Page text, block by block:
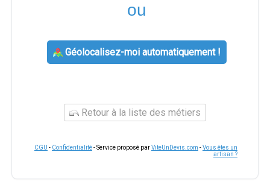
ou
Géolocalisez-moi automatiquement !
Retour à la liste des métiers
CGU - Confidentialité- Service proposé parViteUnDevis.com -Vous êtes un
artisan ?